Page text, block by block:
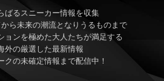
ばるスニーカー情報を収集
ら未来の潮流となりうるものまで
ョンを極めた大人たちが満足する
外の厳選した最新情報
クの未確定情報まで配信中！